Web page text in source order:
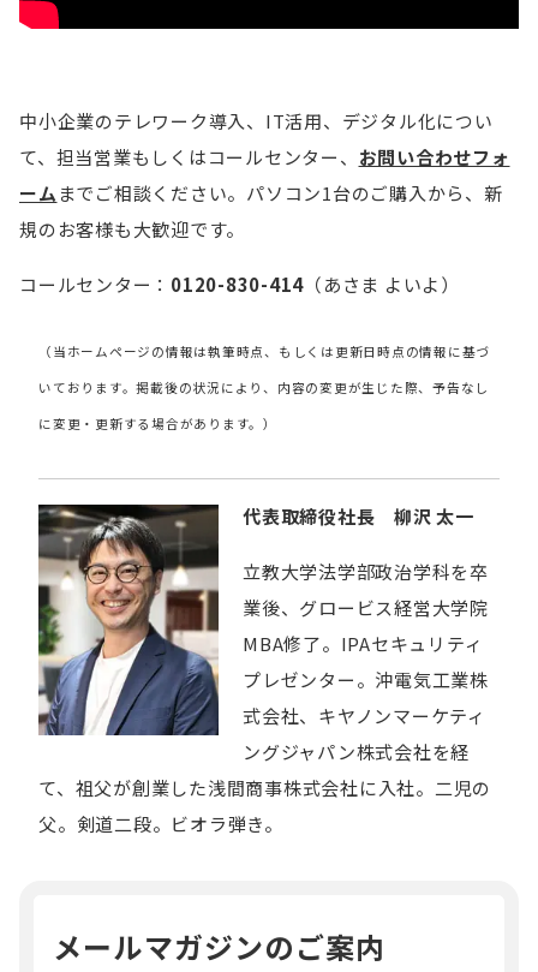
中小企業のテレワーク導入、IT活用、デジタル化につい
て、担当営業もしくはコールセンター、 お問い合わせフォ
ーム までご相談ください。パソコン1台のご購入から、新
規のお客様も大歓迎です。
コールセンター： 0120-830-414 （あさま よいよ）
（当ホームページの情報は執筆時点、もしくは更新日時点の情報に基づ
いております。掲載後の状況により、内容の変更が生じた際、予告なし
に変更・更新する場合があります。）
代表取締役社長 柳沢 太一
立教大学法学部政治学科を卒
業後、グロービス経営大学院
MBA修了。IPAセキュリティ
プレゼンター。沖電気工業株
式会社、キヤノンマーケティ
ングジャパン株式会社を経
て、祖父が創業した浅間商事株式会社に入社。二児の
父。剣道二段。ビオラ弾き。
メールマガジンのご案内